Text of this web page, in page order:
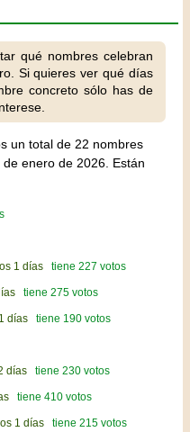
qué nombres celebran
Si quieres ver qué días
concreto sólo has de
un total de 22 nombres
enero de 2026. Están
1 días tiene 227 votos
tiene 275 votos
días tiene 190 votos
días tiene 230 votos
tiene 410 votos
1 días tiene 215 votos